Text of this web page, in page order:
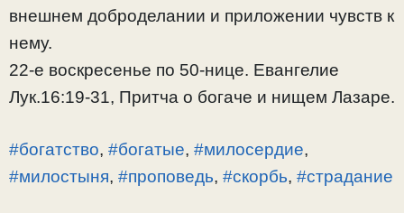
внешнем доброделании и приложении чувств к
нему.
22-е воскресенье по 50-нице. Евангелие
Лук.16:19-31, Притча о богаче и нищем Лазаре.
#богатство, #богатые, #милосердие,
#милостыня, #проповедь, #скорбь, #страдание